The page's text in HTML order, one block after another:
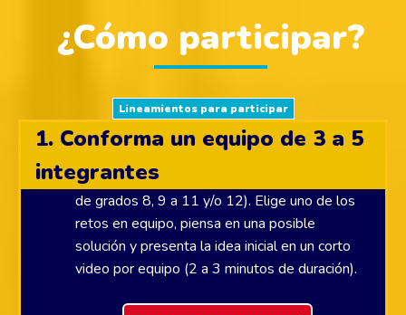
¿Cómo participar?
Lineamientos para participar
1. Conforma un equipo de 3 a 5
integrantes
En representación de tu colegio (estudiantes
de grados 8, 9 a 11 y/o 12). Elige uno de los
retos en equipo, piensa en una posible
solución y presenta la idea inicial en un corto
video por equipo (2 a 3 minutos de duración).